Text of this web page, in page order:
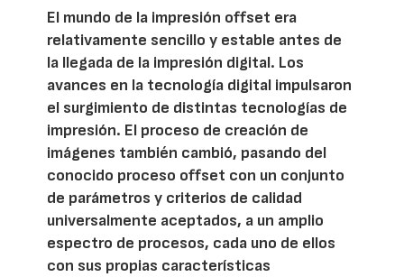
El mundo de la impresión offset era
relativamente sencillo y estable antes de
la llegada de la impresión digital. Los
avances en la tecnología digital impulsaron
el surgimiento de distintas tecnologías de
impresión. El proceso de creación de
imágenes también cambió, pasando del
conocido proceso offset con un conjunto
de parámetros y criterios de calidad
universalmente aceptados, a un amplio
espectro de procesos, cada uno de ellos
con sus propias características